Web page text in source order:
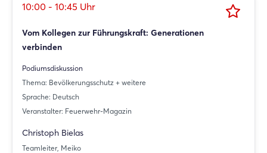
10:00 - 10:45 Uhr
Vom Kollegen zur Führungskraft: Generationen
verbinden
Podiumsdiskussion
Thema: Bevölkerungsschutz + weitere
Sprache: Deutsch
Veranstalter: Feuerwehr-Magazin
Christoph Bielas
Teamleiter, Meiko